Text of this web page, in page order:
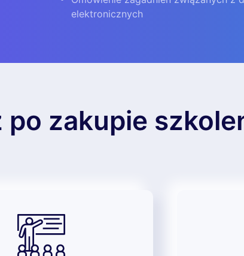
elektronicznych
zakupie